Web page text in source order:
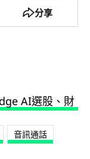
分享
音訊通話